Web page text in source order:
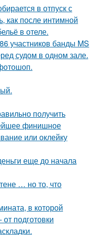
в отпуск с
как после интимной
в отеле.
участников банды MS
судом в одном зале.
получить
финишное
или оклейку
еще до начала
… но то, что
в которой
подготовки